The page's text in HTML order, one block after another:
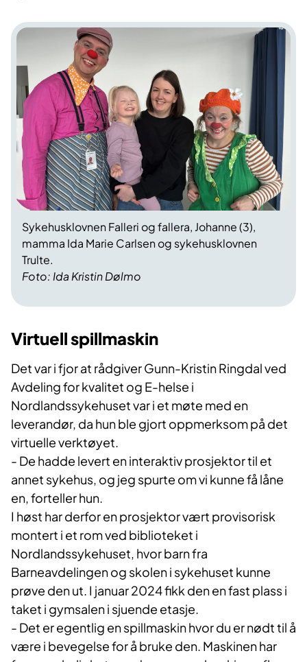
Foto: Ida Kristin Dølmo
Sykehusklovnen Falleri og fallera, Johanne (3),
mamma Ida Marie Carlsen og sykehusklovnen
Trulte.
Virtuell spillmaskin
Det var i fjor at rådgiver Gunn-Kristin Ringdal ved
Avdeling for kvalitet og E-helse i
Nordlandssykehuset var i et møte med en
leverandør, da hun ble gjort oppmerksom på det
virtuelle verktøyet.
- De hadde levert en interaktiv prosjektor til et
annet sykehus, og jeg spurte om vi kunne få låne
en, forteller hun.
I høst har derfor en prosjektor vært provisorisk
montert i et rom ved biblioteket i
Nordlandssykehuset, hvor barn fra
Barneavdelingen og skolen i sykehuset kunne
prøve den ut. I januar 2024 fikk den en fast plass i
taket i gymsalen i sjuende etasje.
- Det er egentlig en spillmaskin hvor du er nødt til å
være i bevegelse for å bruke den. Maskinen har